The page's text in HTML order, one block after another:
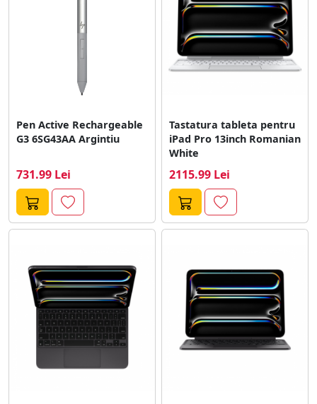
Pen Active Rechargeable
G3 6SG43AA Argintiu
731.99 Lei
Tastatura tableta pentru
iPad Pro 13inch Romanian
White
2115.99 Lei